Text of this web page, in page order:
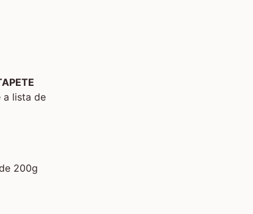
a lista de
200g